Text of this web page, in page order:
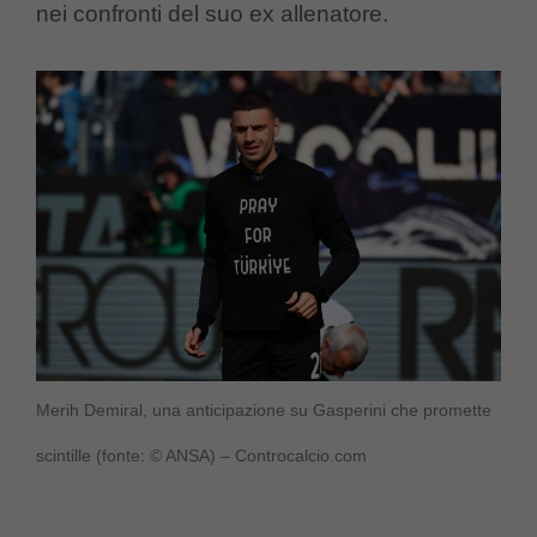
nei confronti del suo ex allenatore.
Merih Demiral, una anticipazione su Gasperini che promette
scintille (fonte: © ANSA) – Controcalcio.com